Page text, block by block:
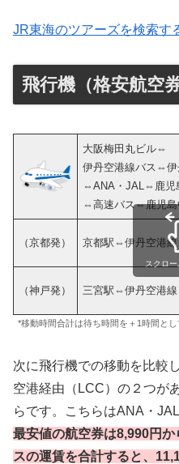
JR東海のツアーズを検索す
飛行機（格安航空
大阪梅田丸ビル⇔
伊丹空港線バス⇔伊
⇔ANA・JAL⇔鹿児
⇔高速バス⇔鹿児島
（京都発） 京都駅⇔伊丹空港
（神戸発） 三宮駅⇔伊丹空港
スクロ
*移動時間合計は待ち時間を＋1時間とし
次に飛行機での移動を比較
空港経由（LCC）の２つが
らです。こちらはANA・
最安値の航空券は8,990円
スの運賃を合計すると、